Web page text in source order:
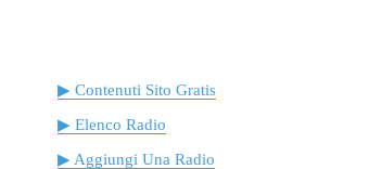
▶ Contenuti Sito Gratis
▶ Elenco Radio
▶ Aggiungi Una Radio